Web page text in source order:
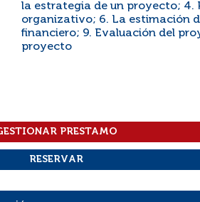
la estrategia de un proyecto; 4.
organizativo; 6. La estimación
financiero; 9. Evaluación del
proyecto